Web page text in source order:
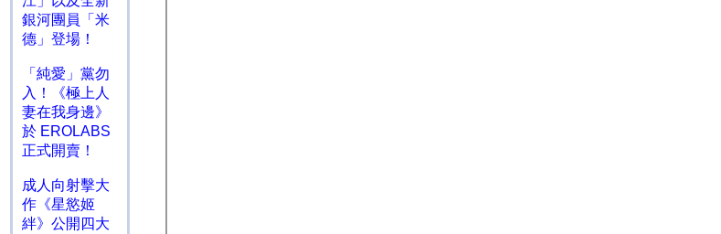
銀河團員「米
德」登場！
「純愛」黨勿
入！《極上人
妻在我身邊》
於 EROLABS
正式開賣！
成人向射擊大
作《星慾姬
絆》公開四大